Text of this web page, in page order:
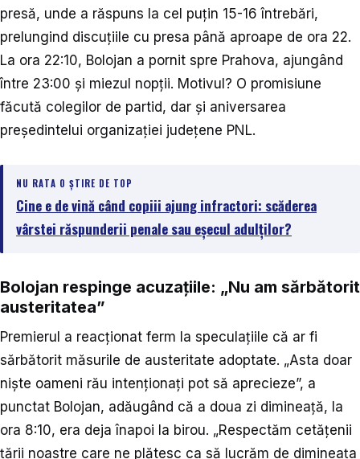
presă, unde a răspuns la cel puțin 15-16 întrebări,
prelungind discuțiile cu presa până aproape de ora 22.
La ora 22:10, Bolojan a pornit spre Prahova, ajungând
între 23:00 și miezul nopții. Motivul? O promisiune
făcută colegilor de partid, dar și aniversarea
președintelui organizației județene PNL.
NU RATA O ȘTIRE DE TOP
Cine e de vină când copiii ajung infractori: scăderea
vârstei răspunderii penale sau eșecul adulților?
Bolojan respinge acuzațiile: „Nu am sărbătorit
austeritatea”
Premierul a reacționat ferm la speculațiile că ar fi
sărbătorit măsurile de austeritate adoptate. „Asta doar
niște oameni rău intenționați pot să aprecieze”, a
punctat Bolojan, adăugând că a doua zi dimineață, la
ora 8:10, era deja înapoi la birou. „Respectăm cetățenii
țării noastre care ne plătesc ca să lucrăm de dimineața